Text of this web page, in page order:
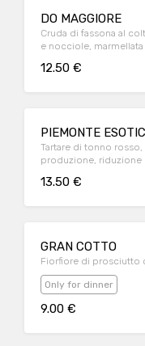
DO MAGGIORE
Cruda di fassona al
e nocciole,
12.50 €
PIEMONTE
Tartare di tonno
produzione, riduzione
13.50 €
GRAN COTTO
Fiorfiore di prosciutto
Only for dinner
9.00 €